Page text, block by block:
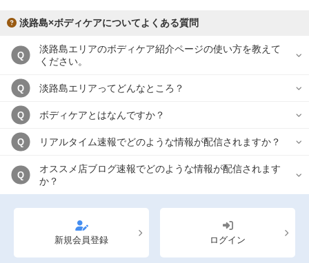
淡路島×ボディケアについてよくある質問
Q
淡路島エリアのボディケア紹介ページの使い方を教えて
ください。
Q 淡路島エリアってどんなところ？
Q ボディケアとはなんですか？
Q リアルタイム速報でどのような情報が配信されますか？
Q
オススメ店ブログ速報でどのような情報が配信されます
か？
新規会員登録 ログイン